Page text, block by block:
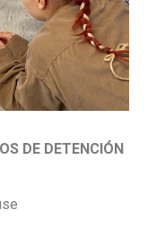
DE DETENCIÓN